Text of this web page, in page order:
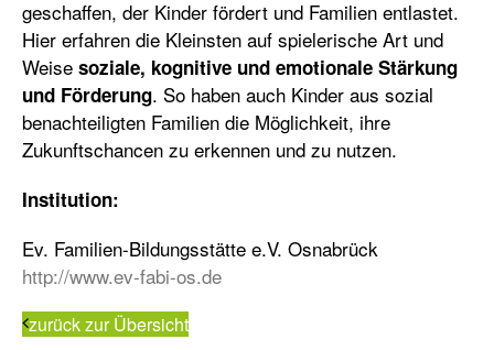
geschaffen, der Kinder fördert und Familien entlastet.
Hier erfahren die Kleinsten auf spielerische Art und
Weise soziale, kognitive und emotionale Stärkung
und Förderung. So haben auch Kinder aus sozial
benachteiligten Familien die Möglichkeit, ihre
Zukunftschancen zu erkennen und zu nutzen.
Institution:
Ev. Familien-Bildungsstätte e.V. Osnabrück
http://www.ev-fabi-os.de
zurück zur Übersicht